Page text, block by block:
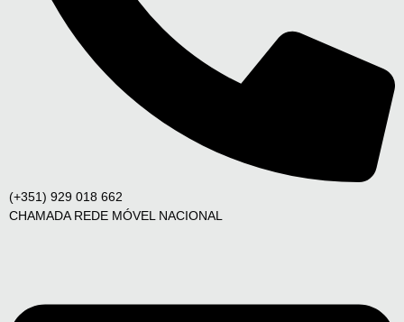
(+351) 929 018 662
CHAMADA REDE MÓVEL NACIONAL